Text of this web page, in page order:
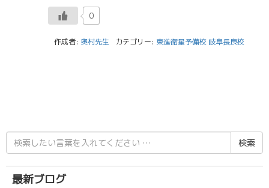
0
作成者: 奥村先生 カテゴリー: 東進衛星予備校 岐阜長良校
検
索
結
果:
最新ブログ